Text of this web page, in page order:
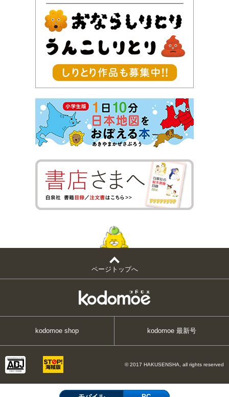
ページトップへ
kodomoe shop kodomoe 最新号
© 2017 HAKUSENSHA, all rights reserved